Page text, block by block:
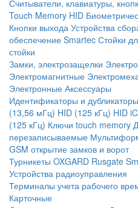
Считыватели, клавиатуры,
Touch Memory HID
Кнопки выхода Устройства
обеспечение Smartec Стойки
стойки
Замки, электрозащелки
Электромагнитные
Электронные Аксессуары
Идентификаторы и дубликаторы
(13,56 мГц) HID (125 кГц) HID
(125 кГц) Ключи touch memory
перезаписываемые
GSM открытие замков и ворот
Турникеты OXGARD Rusgate
Устройства радиоуправления
Терминалы учета рабочего
Карточные